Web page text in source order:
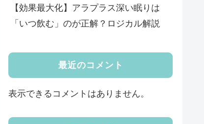
【効果最大化】アラプラス深い眠りは
「いつ飲む」のが正解？ロジカル解説
最近のコメント
表示できるコメントはありません。